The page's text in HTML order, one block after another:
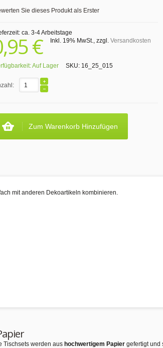
Sie dieses Produkt als Erster
ca. 3-4 Arbeitstage
€ Inkl. 19% MwSt., zzgl. Versandkosten
Auf Lager SKU: 16_25_015
Zum Warenkorb Hinzufügen
mit anderen Dekoartikeln kombinieren.
Tischsets werden aus hochwertigem Papier gefertigt und